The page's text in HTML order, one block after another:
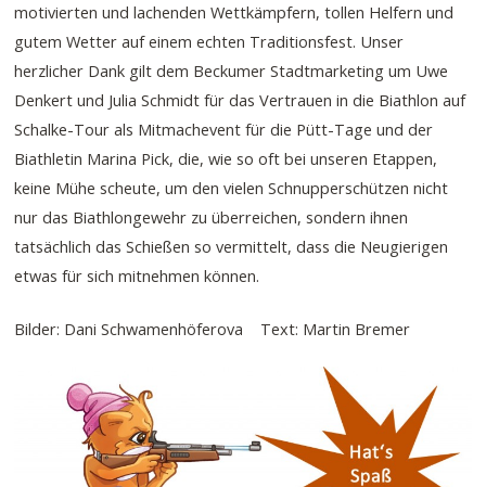
motivierten und lachenden Wettkämpfern, tollen Helfern und
gutem Wetter auf einem echten Traditionsfest. Unser
herzlicher Dank gilt dem Beckumer Stadtmarketing um Uwe
Denkert und Julia Schmidt für das Vertrauen in die Biathlon auf
Schalke-Tour als Mitmachevent für die Pütt-Tage und der
Biathletin Marina Pick, die, wie so oft bei unseren Etappen,
keine Mühe scheute, um den vielen Schnupperschützen nicht
nur das Biathlongewehr zu überreichen, sondern ihnen
tatsächlich das Schießen so vermittelt, dass die Neugierigen
etwas für sich mitnehmen können.
Bilder: Dani Schwamenhöferova Text: Martin Bremer